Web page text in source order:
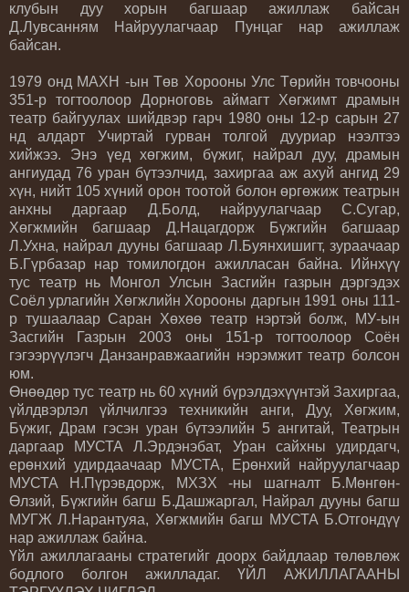
клубын дуу хорын багшаар ажиллаж байсан
Д.Лувсанням Найруулагчаар Пунцаг нар ажиллаж
байсан.
1979 онд МАХН -ын Төв Хорооны Улс Төрийн товчооны
351-р тогтоолоор Дорноговь аймагт Хөгжимт драмын
театр байгуулах шийдвэр гарч 1980 оны 12-р сарын 27
нд алдарт Учиртай гурван толгой дууриар нээлтээ
хийжээ. Энэ үед хөгжим, бүжиг, найрал дуу, драмын
ангиудад 76 уран бүтээлчид, захиргаа аж ахуй ангид 29
хүн, нийт 105 хүний орон тоотой болон өргөжиж театрын
анхны даргаар Д.Болд, найруулагчаар С.Сугар,
Хөгжмийн багшаар Д.Нацагдорж Бүжгийн багшаар
Л.Ухна, найрал дууны багшаар Л.Буянхишигт, зураачаар
Б.Гүрбазар нар томилогдон ажилласан байна. Ийнхүү
тус театр нь Монгол Улсын Засгийн газрын дэргэдэх
Соёл урлагийн Хөгжлийн Хорооны даргын 1991 оны 111-
р тушаалаар Саран Хөхөө театр нэртэй болж, МУ-ын
Засгийн Газрын 2003 оны 151-р тогтоолоор Соён
гэгээрүүлэгч Данзанравжаагийн нэрэмжит театр болсон
юм.
Өнөөдөр тус театр нь 60 хүний бүрэлдэхүүнтэй Захиргаа,
үйлдвэрлэл үйлчилгээ техникийн анги, Дуу, Хөгжим,
Бүжиг, Драм гэсэн уран бүтээлийн 5 ангитай, Театрын
даргаар МУСТА Л.Эрдэнэбат, Уран сайхны удирдагч,
ерөнхий удирдаачаар МУСТА, Ерөнхий найруулагчаар
МУСТА Н.Пүрэвдорж, МХЗХ -ны шагналт Б.Мөнгөн-
Өлзий, Бүжгийн багш Б.Дашжаргал, Найрал дууны багш
МУГЖ Л.Нарантуяа, Хөгжмийн багш МУСТА Б.Отгондүү
нар ажиллаж байна.
Үйл ажиллагааны стратегийг доорх байдлаар төлөвлөж
бодлого болгон ажилладаг. ҮЙЛ АЖИЛЛАГААНЫ